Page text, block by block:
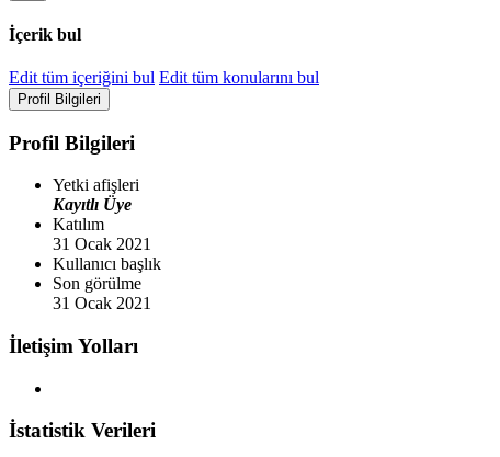
İçerik bul
Edit tüm içeriğini bul Edit tüm konularını bul
Profil Bilgileri
Profil Bilgileri
Yetki afişleri
Kayıtlı Üye
Katılım
31 Ocak 2021
Kullanıcı başlık
Son görülme
31 Ocak 2021
İletişim Yolları
İstatistik Verileri